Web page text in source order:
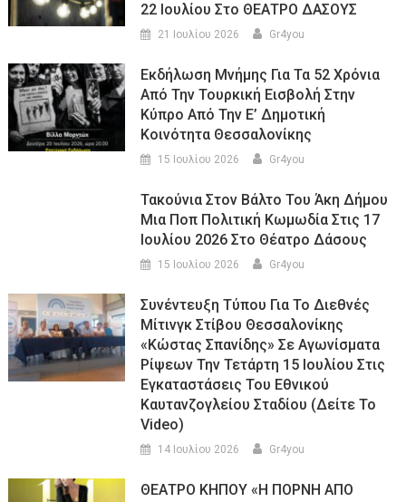
22 Ιουλίου Στο ΘΕΑΤΡΟ ΔΑΣΟΥΣ
21 Ιουλίου 2026 Gr4you
Εκδήλωση Μνήμης Για Τα 52 Χρόνια
Από Την Τουρκική Εισβολή Στην
Κύπρο Από Την Ε’ Δημοτική
Κοινότητα Θεσσαλονίκης
15 Ιουλίου 2026 Gr4you
Τακούνια Στον Βάλτο Του Άκη Δήμου
Μια Ποπ Πολιτική Κωμωδία Στις 17
Ιουλίου 2026 Στο Θέατρο Δάσους
15 Ιουλίου 2026 Gr4you
Συνέντευξη Τύπου Για Το Διεθνές
Μίτινγκ Στίβου Θεσσαλονίκης
«Κώστας Σπανίδης» Σε Αγωνίσματα
Ρίψεων Την Τετάρτη 15 Ιουλίου Στις
Εγκαταστάσεις Του Εθνικού
Καυτανζογλείου Σταδίου (Δείτε Το
Video)
14 Ιουλίου 2026 Gr4you
ΘΕΑΤΡΟ ΚΗΠΟΥ «Η ΠΟΡΝΗ ΑΠΟ